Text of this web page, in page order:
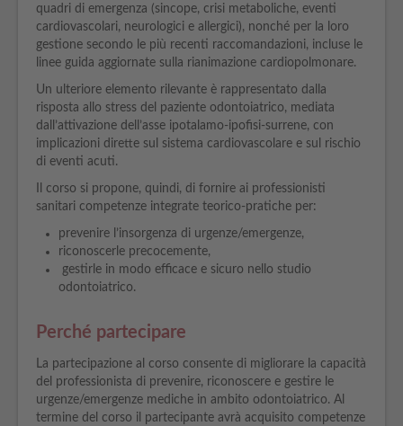
quadri di emergenza (sincope, crisi metaboliche, eventi
cardiovascolari, neurologici e allergici), nonché per la loro
gestione secondo le più recenti raccomandazioni, incluse le
linee guida aggiornate sulla rianimazione cardiopolmonare.
Un ulteriore elemento rilevante è rappresentato dalla
risposta allo stress del paziente odontoiatrico, mediata
dall’attivazione dell’asse ipotalamo-ipofisi-surrene, con
implicazioni dirette sul sistema cardiovascolare e sul rischio
di eventi acuti.
Il corso si propone, quindi, di fornire ai professionisti
sanitari competenze integrate teorico-pratiche per:
prevenire l’insorgenza di urgenze/emergenze,
riconoscerle precocemente,
gestirle in modo efficace e sicuro nello studio
odontoiatrico.
Perché partecipare
La partecipazione al corso consente di migliorare la capacità
del professionista di prevenire, riconoscere e gestire le
urgenze/emergenze mediche in ambito odontoiatrico. Al
termine del corso il partecipante avrà acquisito competenze